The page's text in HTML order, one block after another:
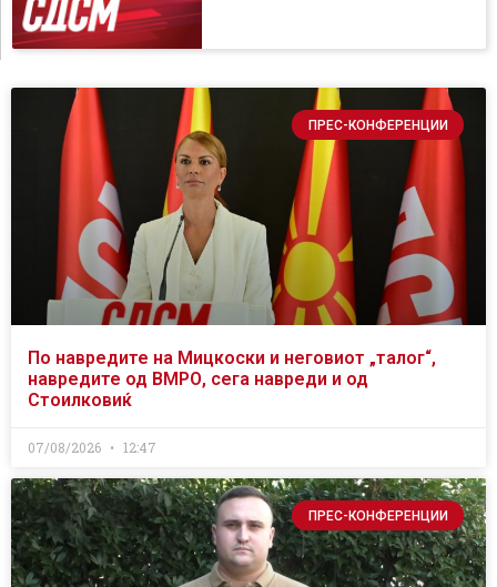
ПРЕС-КОНФЕРЕНЦИИ
По навредите на Мицкоски и неговиот „талог“,
навредите од ВМРО, сега навреди и од
Стоилковиќ
07/08/2026 12:47
ПРЕС-КОНФЕРЕНЦИИ